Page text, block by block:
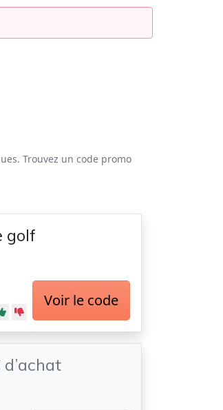
Trouvez un code promo
golf
Voir le code